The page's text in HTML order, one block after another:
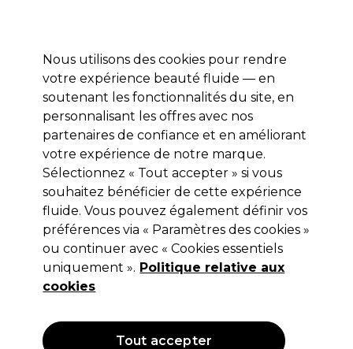
Se connecter
Marques Bons plans Coiffure Electro et Matériel
Livraison et délais
lire la suite
Royal Kis Soft Shades 100ml
Non applicableHors TVA(TARIF
PROFESSIONNEL)
Nous utilisons des cookies pour rendre
votre expérience beauté fluide — en
soutenant les fonctionnalités du site, en
personnalisant les offres avec nos
partenaires de confiance et en améliorant
votre expérience de notre marque.
Sélectionnez « Tout accepter » si vous
souhaitez bénéficier de cette expérience
fluide. Vous pouvez également définir vos
préférences via « Paramètres des cookies »
ou continuer avec « Cookies essentiels
uniquement ». Politique relative aux
cookies
Tout accepter